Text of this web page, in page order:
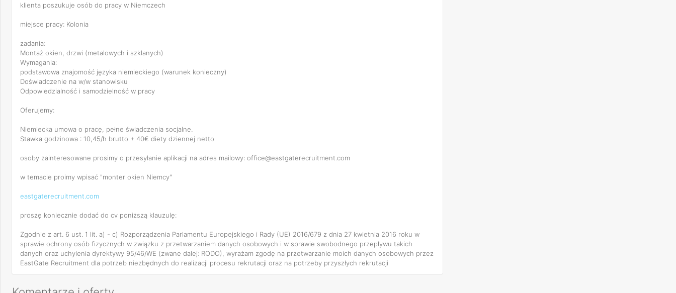
klienta poszukuje osób do pracy w Niemczech
miejsce pracy: Kolonia
zadania:
Montaż okien, drzwi (metalowych i szklanych)
Wymagania:
podstawowa znajomość języka niemieckiego (warunek konieczny)
Doświadczenie na w/w stanowisku
Odpowiedzialność i samodzielność w pracy
Oferujemy:
Niemiecka umowa o pracę, pełne świadczenia socjalne.
Stawka godzinowa : 10,45/h brutto + 40€ diety dziennej netto
osoby zainteresowane prosimy o przesyłanie aplikacji na adres mailowy: office@eastgaterecruitment.com
w temacie proimy wpisać "monter okien Niemcy"
eastgaterecruitment.com
proszę koniecznie dodać do cv poniższą klauzulę:
Zgodnie z art. 6 ust. 1 lit. a) - c) Rozporządzenia Parlamentu Europejskiego i Rady (UE) 2016/679 z dnia 27 kwietnia 2016 roku w
sprawie ochrony osób fizycznych w związku z przetwarzaniem danych osobowych i w sprawie swobodnego przepływu takich
danych oraz uchylenia dyrektywy 95/46/WE (zwane dalej: RODO), wyrażam zgodę na przetwarzanie moich danych osobowych przez
EastGate Recruitment dla potrzeb niezbędnych do realizacji procesu rekrutacji oraz na potrzeby przyszłych rekrutacji